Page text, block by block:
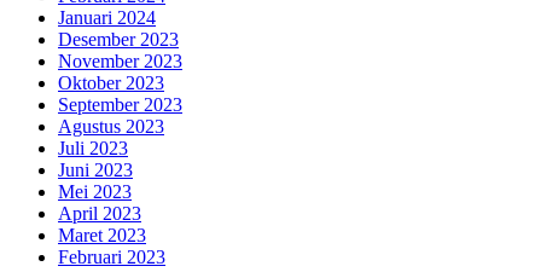
Januari 2024
Desember 2023
November 2023
Oktober 2023
September 2023
Agustus 2023
Juli 2023
Juni 2023
Mei 2023
April 2023
Maret 2023
Februari 2023